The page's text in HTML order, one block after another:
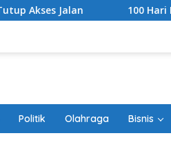
100 Hari Berlalu, Pengusutan
Politik Olahraga Bisnis